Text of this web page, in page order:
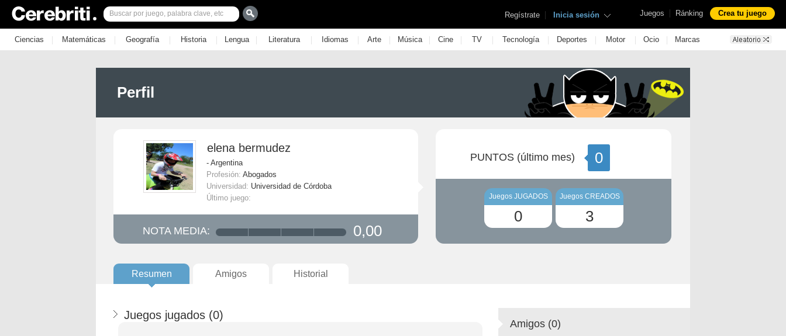
Juegos | Ránking Crea tu juego
Regístrate | Inicia sesión
Ciencias | Matemáticas | Geografía | Historia | Lengua | Literatura | Idiomas | Arte | Música | Cine | TV | Tecnología | Deportes | Motor | Ocio | Marcas
Perfil
elena bermudez
- Argentina
Profesión: Abogados
Universidad: Universidad de Córdoba
Último juego:
NOTA MEDIA: 0,00
PUNTOS (último mes) 0
Juegos JUGADOS
0
Juegos CREADOS
3
Resumen Amigos Historial
Juegos jugados (0)
Amigos (0)